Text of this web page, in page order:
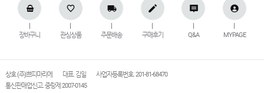
장바구니 관심상품 주문배송 구매후기 Q&A MYPAGE
상호 (주)쁘띠마리에 대표. 김일
사업자등록번호. 201-81-68470
통신판매업신고. 중랑제 2007-0145